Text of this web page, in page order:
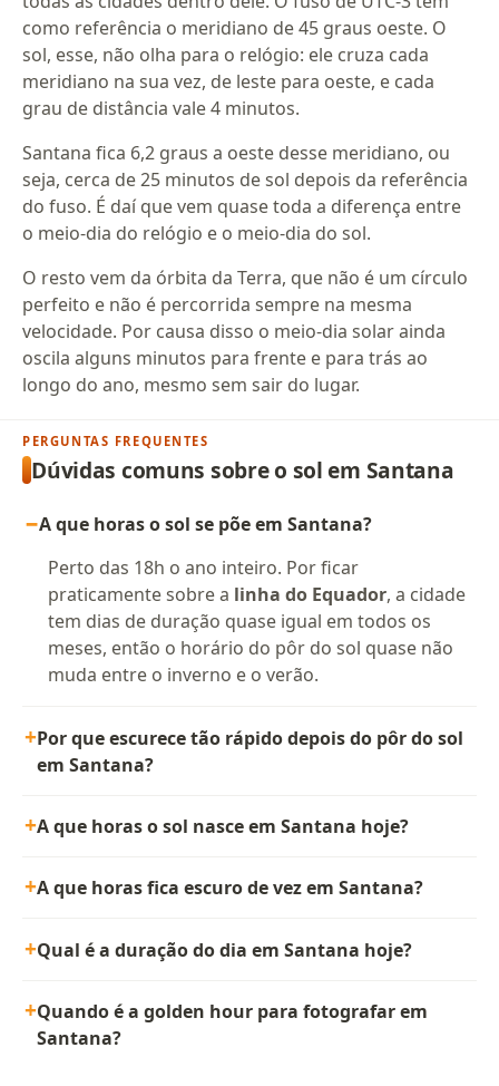
como referência o meridiano de 45 graus oeste. O
sol, esse, não olha para o relógio: ele cruza cada
meridiano na sua vez, de leste para oeste, e cada
grau de distância vale 4 minutos.
Santana fica 6,2 graus a oeste desse meridiano, ou
seja, cerca de 25 minutos de sol depois da referência
do fuso. É daí que vem quase toda a diferença entre
o meio-dia do relógio e o meio-dia do sol.
O resto vem da órbita da Terra, que não é um círculo
perfeito e não é percorrida sempre na mesma
velocidade. Por causa disso o meio-dia solar ainda
oscila alguns minutos para frente e para trás ao
longo do ano, mesmo sem sair do lugar.
PERGUNTAS FREQUENTES
Dúvidas comuns sobre o sol em Santana
A que horas o sol se põe em Santana?
Perto das 18h o ano inteiro. Por ficar
praticamente sobre a linha do Equador, a cidade
tem dias de duração quase igual em todos os
meses, então o horário do pôr do sol quase não
muda entre o inverno e o verão.
Por que escurece tão rápido depois do pôr do sol
em Santana?
A que horas o sol nasce em Santana hoje?
A que horas fica escuro de vez em Santana?
Qual é a duração do dia em Santana hoje?
Quando é a golden hour para fotografar em
Santana?